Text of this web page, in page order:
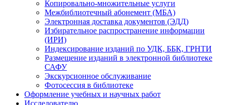
Копировально-множительные услуги
Межбиблиотечный абонемент (МБА)
Электронная доставка документов (ЭДД)
Избирательное распространение информации
(ИРИ)
Индексирование изданий по УДК, ББК, ГРНТИ
Размещение изданий в электронной библиотеке
САФУ
Экскурсионное обслуживание
Фотосессия в библиотеке
Оформление учебных и научных работ
Исследователю